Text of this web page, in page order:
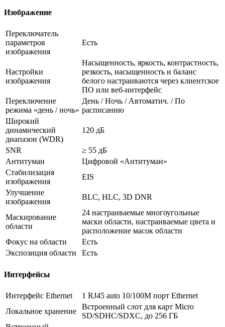
Изображение
Переключатель
параметров
изображения
Есть
Настройки
изображения
Насыщенность, яркость, контрастность,
резкость, насыщенность и баланс
белого настраиваются через клиентское
ПО или веб-интерфейс
Переключение
режима «день / ночь»
День / Ночь / Автоматич. / По
расписанию
Широкий
динамический
диапазон (WDR)
120 дБ
SNR
≥ 55 дБ
Антитуман
Цифровой «Антитуман»
Стабилизация
изображения
EIS
Улучшение
изображения
BLC, HLC, 3D DNR
Маскирование
области
24 настраиваемые многоугольные
маски области, настраиваемые цвета и
расположение масок области
Фокус на области
Есть
Экспозиция области
Есть
Интерфейсы
Интерфейс Ethernet
1 RJ45 auto 10/100M порт Ethernet
Локальное хранение
Встроенный слот для карт Micro
SD/SDHC/SDXC, до 256 ГБ